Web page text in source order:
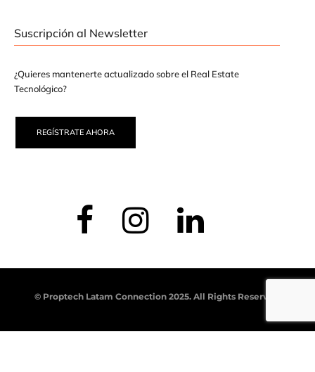
Suscripción al Newsletter
¿Quieres mantenerte actualizado sobre el Real Estate
Tecnológico?
REGÍSTRATE AHORA
© Proptech Latam Connection 2025. All Rights Reserved.